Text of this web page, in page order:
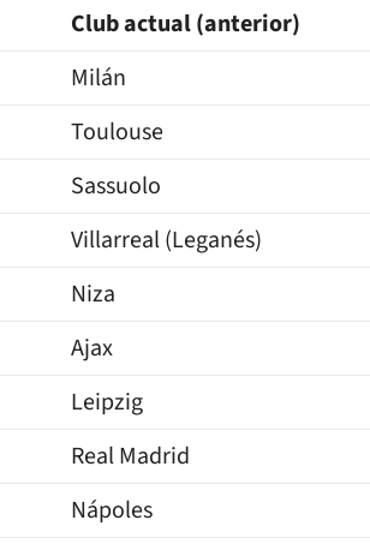
Club actual (anterior)
Milán
Toulouse
Sassuolo
Villarreal (Leganés)
Niza
Ajax
Leipzig
Real Madrid
Nápoles